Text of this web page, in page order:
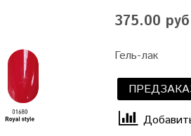
375.00 руб
Гель-лак